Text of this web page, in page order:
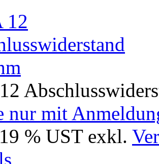
nur mit
% UST exkl.